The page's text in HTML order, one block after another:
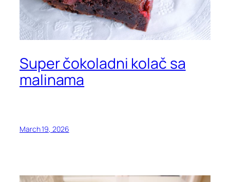
Super čokoladni kolač sa
malinama
March 19, 2026